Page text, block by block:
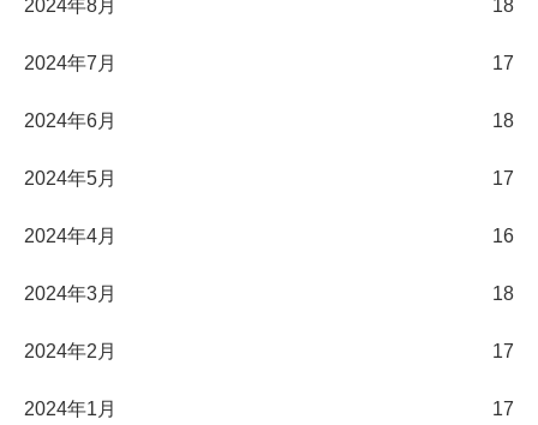
2024年8月 18
2024年7月 17
2024年6月 18
2024年5月 17
2024年4月 16
2024年3月 18
2024年2月 17
2024年1月 17